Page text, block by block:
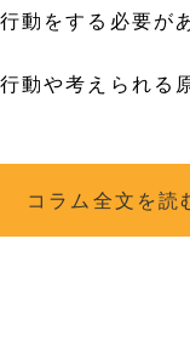
動をする必要が
動や考えられ
コラム全文を読